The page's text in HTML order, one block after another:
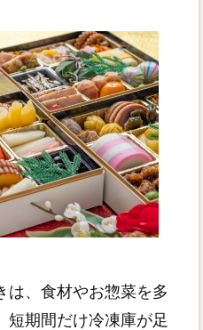
は、食材やお惣菜を多
短期間だけ冷凍庫が足